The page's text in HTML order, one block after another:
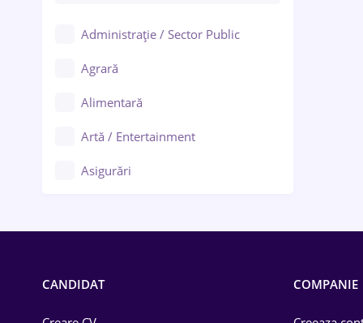
Administrație / Sector Public
Agrară
Alimentară
Artă / Entertainment
Asigurări
CANDIDAT COMPANIE